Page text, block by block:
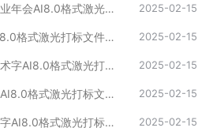
前途似海未来可期易拉罐企业年会AI8.0格式激光打标文件通用矢量图 2025-02-15
携手共赢易拉罐企业年会AI8.0格式激光打标文件通用矢量图 2025-02-15
皓月当空桃李满园中秋节艺术字AI8.0格式激光打标文件通用矢量图 2025-02-15
元宵节节日祝福书法艺术字AI8.0格式激光打标文件通用矢量图 2025-02-15
月满中秋节日祝福书法艺术字AI8.0格式激光打标文件通用矢量图 2025-02-15